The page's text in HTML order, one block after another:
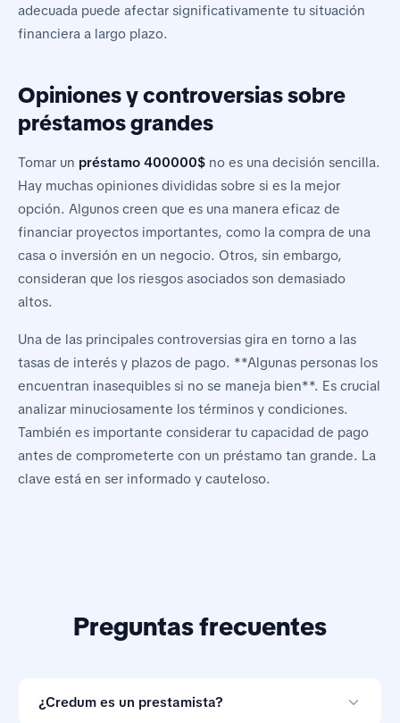
adecuada puede afectar significativamente tu situación
financiera a largo plazo.
Opiniones y controversias sobre
préstamos grandes
Tomar un préstamo 400000$ no es una decisión sencilla.
Hay muchas opiniones divididas sobre si es la mejor
opción. Algunos creen que es una manera eficaz de
financiar proyectos importantes, como la compra de una
casa o inversión en un negocio. Otros, sin embargo,
consideran que los riesgos asociados son demasiado
altos.
Una de las principales controversias gira en torno a las
tasas de interés y plazos de pago. **Algunas personas los
encuentran inasequibles si no se maneja bien**. Es crucial
analizar minuciosamente los términos y condiciones.
También es importante considerar tu capacidad de pago
antes de comprometerte con un préstamo tan grande. La
clave está en ser informado y cauteloso.
Preguntas frecuentes
¿Credum es un prestamista?